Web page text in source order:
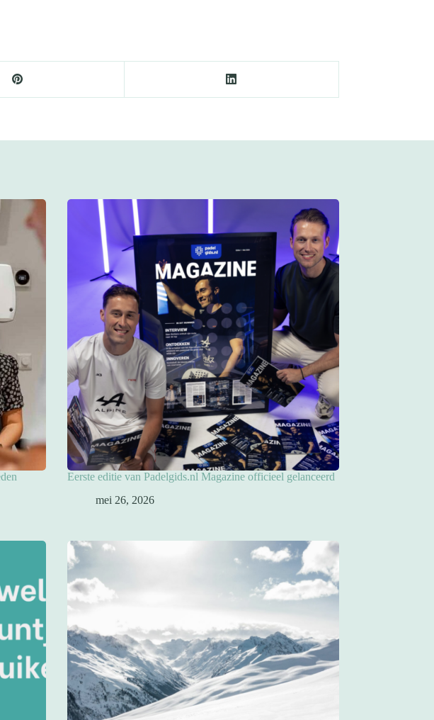
Eerste editie van Padelgids.nl Magazine officieel gelanceerd
mei 26, 2026